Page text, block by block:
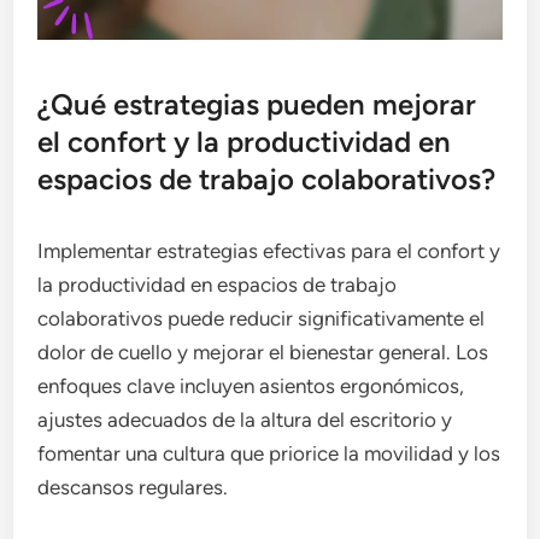
¿Qué estrategias pueden mejorar
el confort y la productividad en
espacios de trabajo colaborativos?
Implementar estrategias efectivas para el confort y
la productividad en espacios de trabajo
colaborativos puede reducir significativamente el
dolor de cuello y mejorar el bienestar general. Los
enfoques clave incluyen asientos ergonómicos,
ajustes adecuados de la altura del escritorio y
fomentar una cultura que priorice la movilidad y los
descansos regulares.